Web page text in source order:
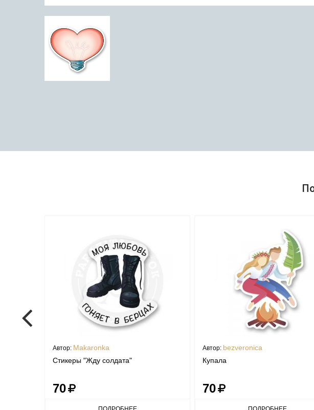
Автор: Makaronka
Стикеры "Жду солдата"
70
Автор: bezveronica
Купала
70